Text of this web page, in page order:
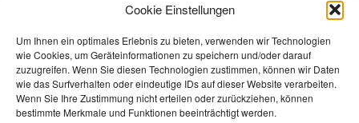
Cookie Einstellungen
Um Ihnen ein optimales Erlebnis zu bieten, verwenden wir Technologien
wie Cookies, um Geräteinformationen zu speichern und/oder darauf
zuzugreifen. Wenn Sie diesen Technologien zustimmen, können wir Daten
wie das Surfverhalten oder eindeutige IDs auf dieser Website verarbeiten.
Wenn Sie Ihre Zustimmung nicht erteilen oder zurückziehen, können
bestimmte Merkmale und Funktionen beeinträchtigt werden.